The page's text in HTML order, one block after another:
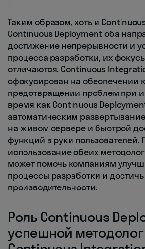
Таким образом, хоть и
Continuous Deployment оба
достижение непрерывности и
процесса разработки, их
отличаются. Continuous
сфокусирован на обеспечении
предотвращении проблем при
время как Continuous
автоматическим
на живом сервере и быстрой
функций в руки пользователей.
использование обеих
может помочь компаниям
процессы разработки и
производительности.
Роль Continuous
успешной